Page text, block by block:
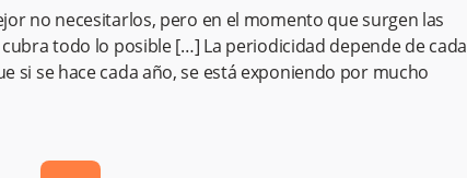
no necesitarlos, pero en el momento que surgen las
todo lo posible […] La periodicidad depende de cada
si se hace cada año, se está exponiendo por mucho